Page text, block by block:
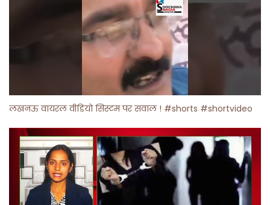
लखनऊ वायरल वीडियो सिस्टम पर सवाल ! #shorts #shortvideo